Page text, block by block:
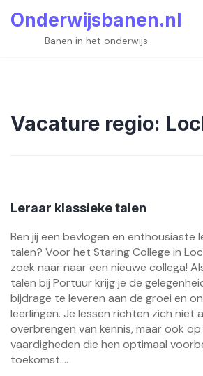
Onderwijsbanen.nl
Banen in het onderwijs
Vacature regio:
Leraar klassieke talen
Ben jij een bevlogen en enthousiaste
talen? Voor het Staring College in
zoek naar naar een nieuwe collega!
talen bij Portuur krijg je de
bijdrage te leveren aan de groei en
leerlingen. Je lessen richten zich niet
overbrengen van kennis, maar ook
vaardigheden die hen optimaal
toekomst....